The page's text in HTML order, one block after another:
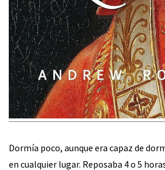
Dormía poco, aunque era capaz de
en cualquier lugar. Reposaba 4 o 5